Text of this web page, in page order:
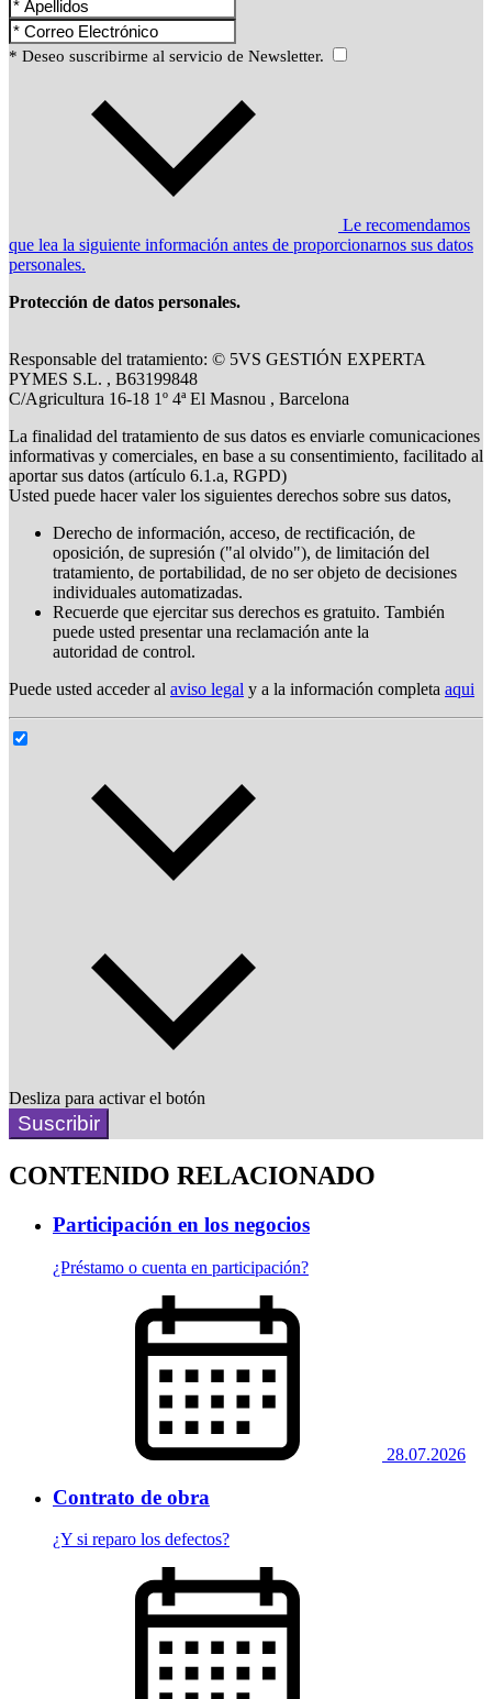
* Deseo suscribirme al servicio de Newsletter.
Le recomendamos
que lea la siguiente información antes de proporcionarnos sus datos
personales.
Protección de datos personales.
Responsable del tratamiento: © 5VS GESTIÓN EXPERTA
PYMES S.L. , B63199848
C/Agricultura 16-18 1º 4ª El Masnou , Barcelona
La finalidad del tratamiento de sus datos es enviarle comunicaciones
informativas y comerciales, en base a su consentimiento, facilitado al
aportar sus datos (artículo 6.1.a, RGPD)
Usted puede hacer valer los siguientes derechos sobre sus datos,
Derecho de información, acceso, de rectificación, de
oposición, de supresión ("al olvido"), de limitación del
tratamiento, de portabilidad, de no ser objeto de decisiones
individuales automatizadas.
Recuerde que ejercitar sus derechos es gratuito. También
puede usted presentar una reclamación ante la
autoridad de control.
Puede usted acceder al aviso legal y a la información completa aqui
Desliza para activar el botón
Suscribir
CONTENIDO RELACIONADO
Participación en los negocios
¿Préstamo o cuenta en participación?
28.07.2026
Contrato de obra
¿Y si reparo los defectos?